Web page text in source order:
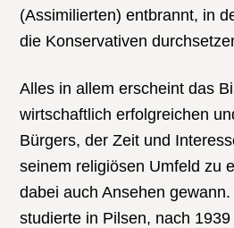
(Assimilierten) entbrannt, in
die Konservativen
Alles in allem erscheint das
wirtschaftlich erfolgreichen
Bürgers, der Zeit und
seinem religiösen Umfeld zu
dabei auch Ansehen
studierte in Pilsen, nach